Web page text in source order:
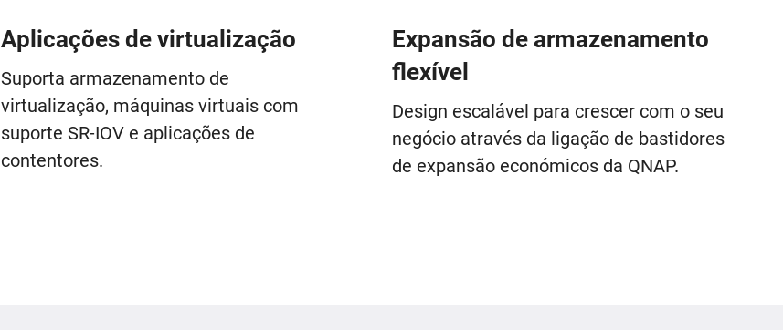
Aplicações de virtualização
Suporta armazenamento de
virtualização, máquinas virtuais com
suporte SR-IOV e aplicações de
contentores.
Expansão de armazenamento
flexível
Design escalável para crescer com o seu
negócio através da ligação de bastidores
de expansão económicos da QNAP.